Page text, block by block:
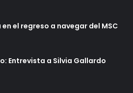
el regreso a navegar del MSC
Entrevista a Silvia Gallardo